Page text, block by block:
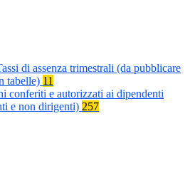
di assenza trimestrali (da pubblicare
tabelle) 11
conferiti e autorizzati ai dipendenti
e non dirigenti) 257